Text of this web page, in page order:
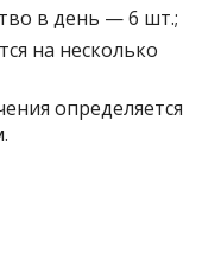
в день — 6 шт.;
на несколько
определяется